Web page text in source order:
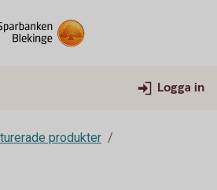
Logga in
produkter